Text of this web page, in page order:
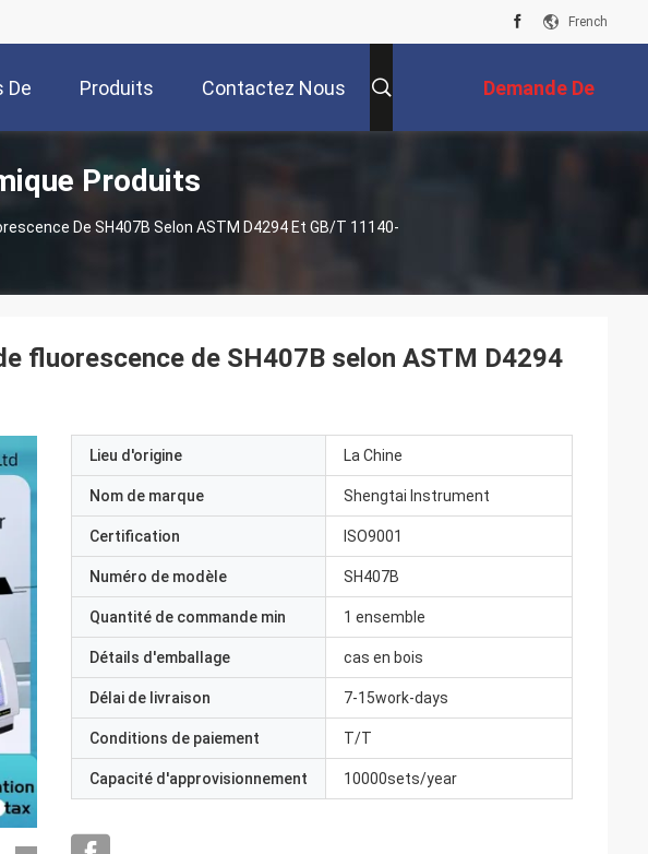
French
De Produits Contactez Nous Demande De
Soumission
Produits
De SH407B Selon ASTM D4294 Et GB/T 11140-
fluorescence de SH407B selon ASTM D4294
Lieu d'origine La Chine
Nom de marque Shengtai Instrument
Certification ISO9001
Numéro de modèle SH407B
Quantité de commande min 1 ensemble
Détails d'emballage cas en bois
Délai de livraison 7-15work-days
Conditions de paiement T/T
Capacité d'approvisionnement 10000sets/year